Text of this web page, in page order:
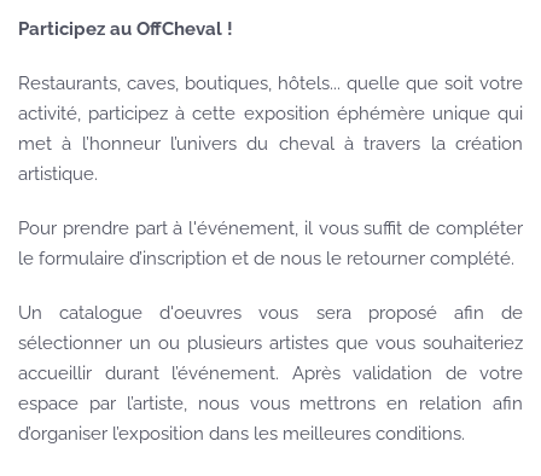
Participez au OffCheval !
Restaurants, caves, boutiques, hôtels... quelle que soit votre
activité, participez à cette exposition éphémère unique qui
met à l’honneur l’univers du cheval à travers la création
artistique.
Pour prendre part à l'événement, il vous suffit de compléter
le formulaire d’inscription et de nous le retourner complété.
Un catalogue d'oeuvres vous sera proposé afin de
sélectionner un ou plusieurs artistes que vous souhaiteriez
accueillir durant l’événement. Après validation de votre
espace par l’artiste, nous vous mettrons en relation afin
d’organiser l’exposition dans les meilleures conditions.